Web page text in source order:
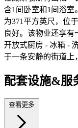
含1间卧室和1间浴室
为371平方英尺，位
良好。该物业还享
开放式厨房 - 冰箱 -
于一条安静的街道上
配套设施&服